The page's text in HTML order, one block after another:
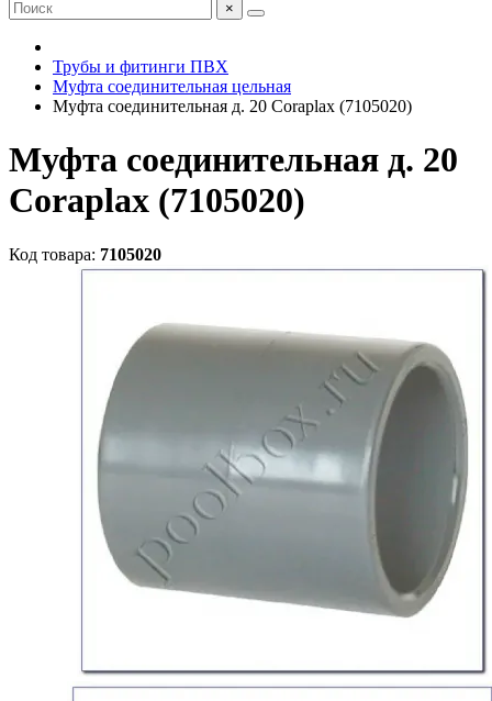
×
Трубы и фитинги ПВХ
Муфта соединительная цельная
Муфта соединительная д. 20 Coraplax (7105020)
Муфта соединительная д. 20
Coraplax (7105020)
Код товара: 7105020